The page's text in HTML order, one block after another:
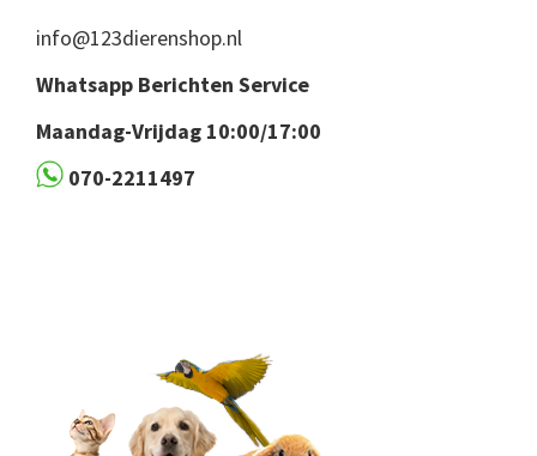
info@123dierenshop.nl
Whatsapp Berichten Service
Maandag-Vrijdag 10:00/17:00
070-2211497